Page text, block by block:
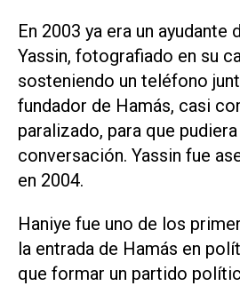
En 2003 ya era un ayudante
Yassin, fotografiado en su
sosteniendo un teléfono
fundador de Hamás, casi
paralizado, para que
conversación. Yassin fue
en 2004.
Haniye fue uno de los
la entrada de Hamás en
que formar un partido